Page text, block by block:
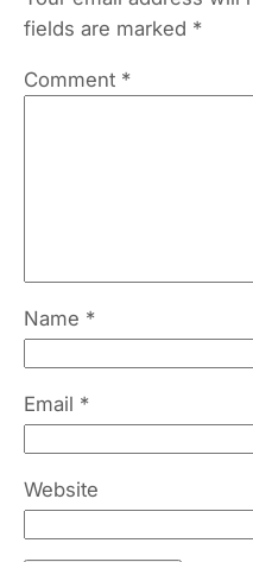
fields are marked *
Comment *
Name *
Email *
Website